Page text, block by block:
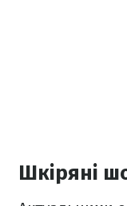
Шкіряні